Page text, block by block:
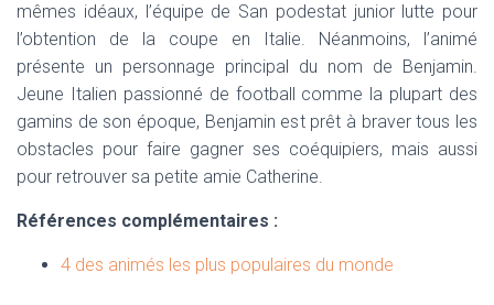
mêmes idéaux, l’équipe de San podestat junior lutte pour
l’obtention de la coupe en Italie. Néanmoins, l’animé
présente un personnage principal du nom de Benjamin.
Jeune Italien passionné de football comme la plupart des
gamins de son époque, Benjamin est prêt à braver tous les
obstacles pour faire gagner ses coéquipiers, mais aussi
pour retrouver sa petite amie Catherine.
Références complémentaires :
4 des animés les plus populaires du monde